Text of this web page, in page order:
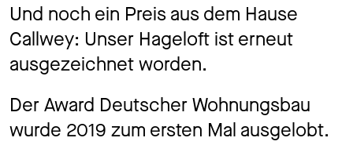
Privacy
Und noch ein Preis aus dem Hause
Callwey: Unser Hageloft ist erneut
ausgezeichnet worden.
Der Award Deutscher Wohnungsbau
wurde 2019 zum ersten Mal ausgelobt.